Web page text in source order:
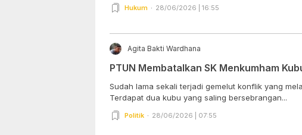
Hukum 28/06/2026 | 16:55
Agita Bakti Wardhana
PTUN Membatalkan SK Menkumham
Sudah lama sekali terjadi gemelut konflik yang
Terdapat dua kubu yang saling bersebrangan...
Politik 28/06/2026 | 07:55